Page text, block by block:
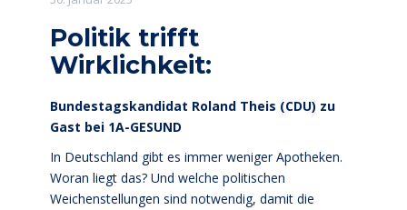
Politik trifft
Wirklichkeit:
Bundestagskandidat Roland Theis (CDU) zu
Gast bei 1A-GESUND
In Deutschland gibt es immer weniger Apotheken.
Woran liegt das? Und welche politischen
Weichenstellungen sind notwendig, damit die